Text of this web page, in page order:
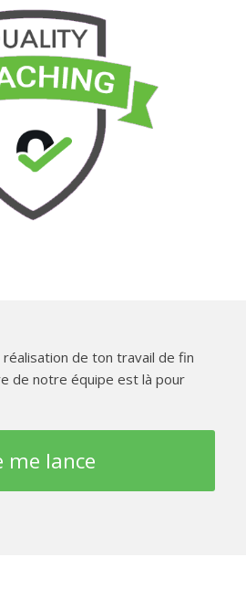
réalisation de ton travail de fin
de notre équipe est là pour
me lance